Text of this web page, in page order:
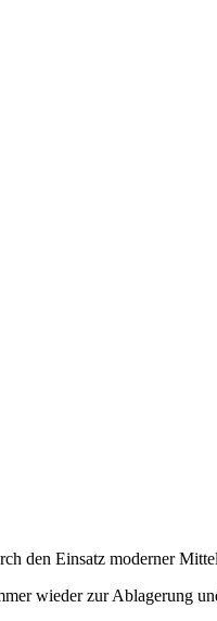
den Einsatz moderner
wieder zur Ablagerung